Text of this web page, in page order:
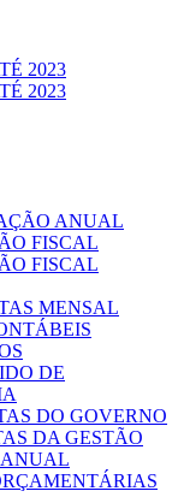
2023
2023
ANUAL
FISCAL
FISCAL
MENSAL
DE
DO GOVERNO
DA GESTÃO